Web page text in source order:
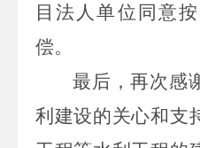
目法人单位同意
偿。
最后，再次感
利建设的关心和支